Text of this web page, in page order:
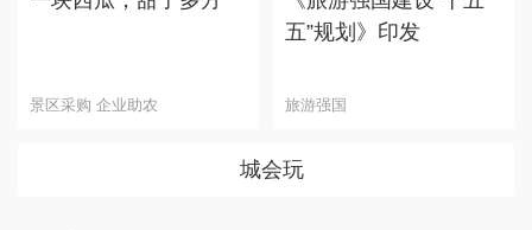
景区采购 企业助农
五”规划》印发
旅游强国
城会玩